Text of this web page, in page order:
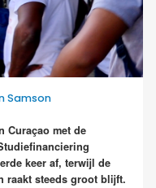
Samson
Curaçao met de
keer af, terwijl de
raakt steeds groot blijft.